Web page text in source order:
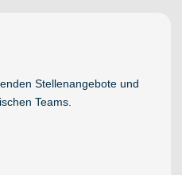
Stellenangebote und
Teams.